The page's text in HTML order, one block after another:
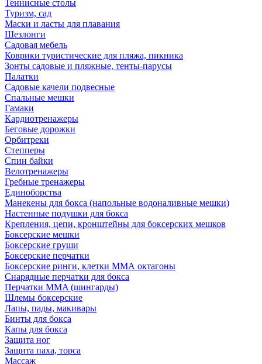
Теннисные столы
Туризм, сад
Маски и ласты для плавания
Шезлонги
Садовая мебель
Коврики туристические для пляжа, пикника
Зонты садовые и пляжные, тенты-парусы
Палатки
Садовые качели подвесные
Спальные мешки
Гамаки
Кардиотренажеры
Беговые дорожки
Орбитреки
Степперы
Спин байки
Велотренажеры
Гребные тренажеры
Единоборства
Манекены для бокса (напольные водоналивные мешки)
Настенные подушки для бокса
Крепления, цепи, кронштейны для боксерских мешков
Боксерские мешки
Боксерские груши
Боксерские перчатки
Боксерские ринги, клетки ММА октагоны
Снарядные перчатки для бокса
Перчатки MMA (шингарды)
Шлемы боксерские
Лапы, пады, макивары
Бинты для бокса
Капы для бокса
Защита ног
Защита паха, торса
Массаж